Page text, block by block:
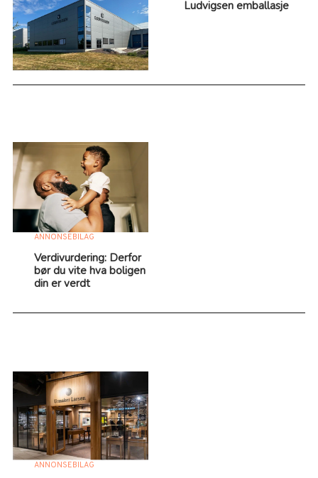
Ludvigsen emballasje
ANNONSEBILAG
Verdivurdering: Derfor
bør du vite hva boligen
din er verdt
ANNONSEBILAG